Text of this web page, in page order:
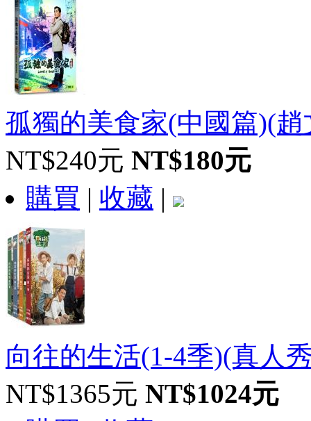
孤獨的美食家(中國篇)(
NT$240元 NT$180元
購買 | 收藏 |
向往的生活(1-4季)(真人
NT$1365元 NT$1024元